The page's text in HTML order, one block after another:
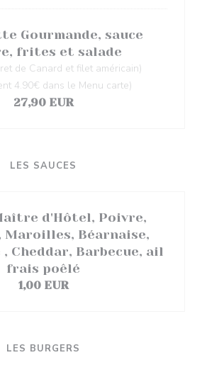
Gourmande, sauce
frites et salade
de Canard et filet américain)
4.90€ dans le Menu carte)
27,90 EUR
LES SAUCES
d'Hôtel, Poivre,
Maroilles, Béarnaise,
, Cheddar, Barbecue, ail
frais poêlé
1,00 EUR
LES BURGERS